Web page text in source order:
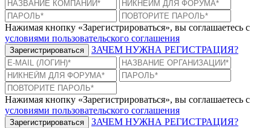
Нажимая кнопку «Зарегистрироваться», вы соглашаетесь с
условиями пользовательского соглашения
Зарегистрироваться ЗАЧЕМ НУЖНА РЕГИСТРАЦИЯ?
Нажимая кнопку «Зарегистрироваться», вы соглашаетесь с
условиями пользовательского соглашения
Зарегистрироваться
ЗАЧЕМ НУЖНА РЕГИСТРАЦИЯ?